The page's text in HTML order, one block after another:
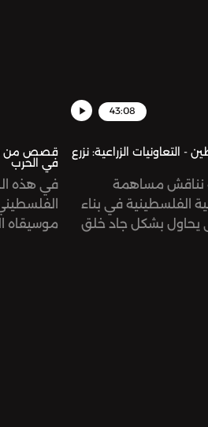
43:08
الزراعية: نزرع
نناقش مساهمة
الفلسطينية في بناء
بشكل جاد خلق
قصص من
في الحرب
في هذه
موسيقاه